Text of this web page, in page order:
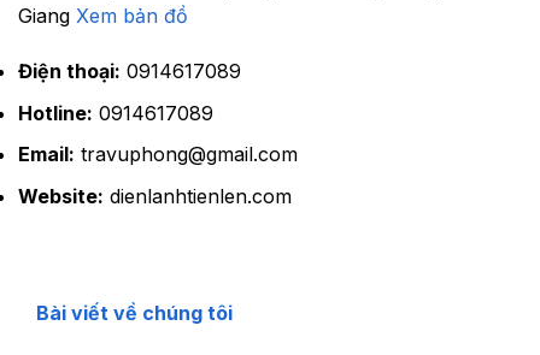
Giang Xem bản đồ
Điện thoại: 0914617089
Hotline: 0914617089
Email: travuphong@gmail.com
Website: dienlanhtienlen.com
Bài viết về chúng tôi